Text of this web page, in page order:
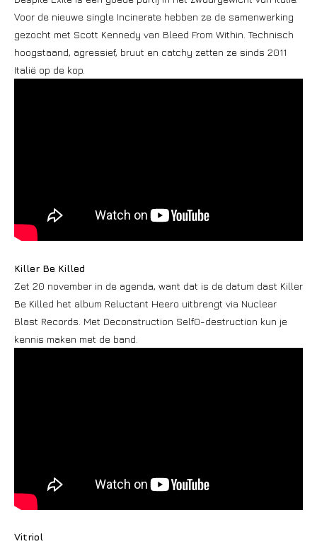
Voor de nieuwe single Incinerate hebben ze de samenwerking
gezocht met Scott Kennedy van Bleed From Within. Technisch
hoogstaand, agressief, bruut en catchy zetten ze sinds 2011
Italië op de kop.
Killer Be Killed
Zet 20 november in de agenda, want dat is de datum dast Killer
Be Killed het album Reluctant Heero uitbrengt via Nuclear
Blast Records. Met Deconstruction Self0-destruction kun je
kennis maken met de band.
Vitriol